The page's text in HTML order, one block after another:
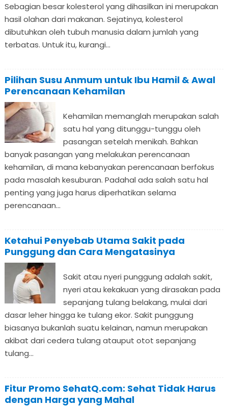
Sebagian besar kolesterol yang dihasilkan ini merupakan
hasil olahan dari makanan. Sejatinya, kolesterol
dibutuhkan oleh tubuh manusia dalam jumlah yang
terbatas. Untuk itu, kurangi...
Pilihan Susu Anmum untuk Ibu Hamil & Awal
Perencanaan Kehamilan
Kehamilan memanglah merupakan salah
satu hal yang ditunggu-tunggu oleh
pasangan setelah menikah. Bahkan
banyak pasangan yang melakukan perencanaan
kehamilan, di mana kebanyakan perencanaan berfokus
pada masalah kesuburan. Padahal ada salah satu hal
penting yang juga harus diperhatikan selama
perencanaan...
Ketahui Penyebab Utama Sakit pada
Punggung dan Cara Mengatasinya
Sakit atau nyeri punggung adalah sakit,
nyeri atau kekakuan yang dirasakan pada
sepanjang tulang belakang, mulai dari
dasar leher hingga ke tulang ekor. Sakit punggung
biasanya bukanlah suatu kelainan, namun merupakan
akibat dari cedera tulang atauput otot sepanjang
tulang...
Fitur Promo SehatQ.com: Sehat Tidak Harus
dengan Harga yang Mahal